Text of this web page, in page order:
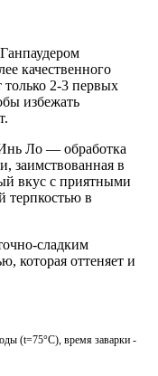
качественного
только 2-3 первых
избежать
Ло — обработка
заимствованная в
вкус с приятными
терпкостью в
сладким
которая оттеняет и
(t=75°C), время заварки -